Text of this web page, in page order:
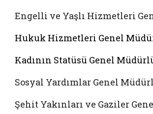
Engelli ve Yaşlı Hizmetleri
Hukuk Hizmetleri Genel
Kadının Statüsü Genel
Sosyal Yardımlar Genel
Şehit Yakınları ve Gaziler